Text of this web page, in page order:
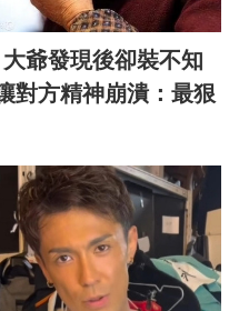
爺發現後卻裝不知
方精神崩潰：最狠